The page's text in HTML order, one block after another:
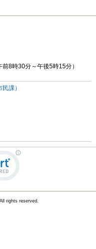
8時30分～午後5時15分）
課）
rights reserved.